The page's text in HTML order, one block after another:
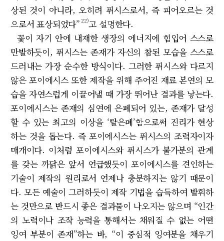
상된 것이 아니라, 오히려 퓌시스로서, 즉 피어오르는 것
으로서 표상되었다” 22)고 설명한다.
꽃이 자기 안에 내재한 생장의 에너지에 힘입어 스스로
만발하듯이, 퓌시스는 존재가 자신의 참된 모습을 스스로
드러내는 가장 순수한 방식이다. 그러한 퓌시스와 다르지
않은 포이에시스 또한 제작을 위해 주어진 재료 본연의 모
습을 자연스럽게 이끌어낼 때 가장 뛰어난 결과를 낳는다.
포이에시스는 존재의 심연에 은폐되어 있는, 존재가 달성
할 수 있는 최고의 이상을 ‘탈은폐’함으로써 진리가 현상
하는 것을 돕는다. 즉 포이에시스는 퓌시스의 조력자이자
매개이다. 이처럼 포이에시스와 퓌시스가 불가분의 관계
를 갖는 까닭은 앞서 언급했듯이 포이에시스를 견인하는
기술이 제작의 원리로서 언제나 충분하지는 않기 때문이
다. 모든 예술이 그러하듯이 제작 기법을 습득하여 발휘하
는 것만으로 반드시 좋은 결과물이 나오지는 않으며 “인간
의 노력이나 조작 능력을 통해서는 채워질 수 없는 어떤
잉여 부분이 존재”하는 바, “이 중심적 잉여분을 채우기